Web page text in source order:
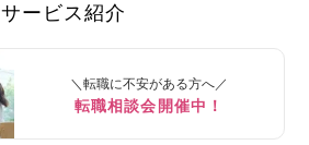
サービス紹介
＼転職に不安がある方へ／
転職相談会開催中！